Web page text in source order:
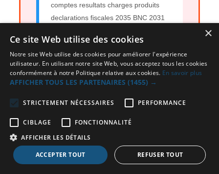
comptes resultats charges produits
declarations fiscales 2035 BNC 2031
comptables.
Etape 3 : Acceptation Scoring
partenaires financiers analyse dossier
scoring capacite remboursement taux
endettement situations
professionnelles stabilities CDI
×
Ce site Web utilise des cookies
Notre site Web utilise des cookies pour améliorer l'expérience
utilisateur. En utilisant notre site Web, vous acceptez tous les cookies
conformément à notre Politique relative aux cookies. En savoir plus
AFFICHER TOUS LES PARTENAIRES (1455) →
STRICTEMENT NÉCESSAIRES PERFORMANCE
CIBLAGE
FONCTIONNALITÉ
AFFICHER LES DÉTAILS
ACCEPTER TOUT REFUSER TOUT